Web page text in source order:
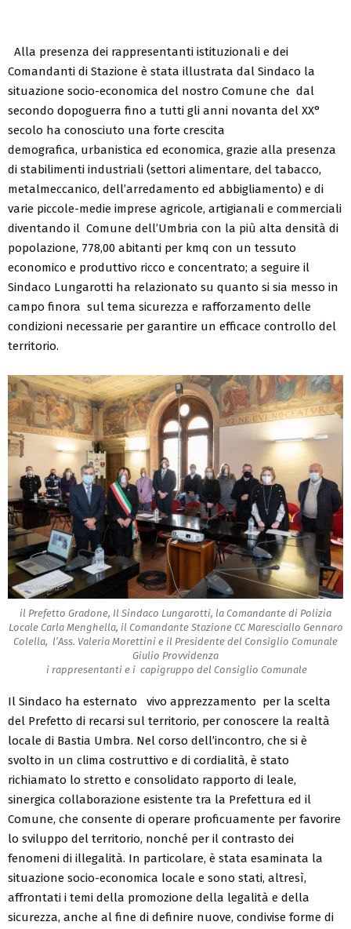
Alla presenza dei rappresentanti istituzionali e dei
Comandanti di Stazione è stata illustrata dal Sindaco la
situazione socio-economica del nostro Comune che dal
secondo dopoguerra fino a tutti gli anni novanta del XX°
secolo ha conosciuto una forte crescita
demografica, urbanistica ed economica, grazie alla presenza
di stabilimenti industriali (settori alimentare, del tabacco,
metalmeccanico, dell’arredamento ed abbigliamento) e di
varie piccole-medie imprese agricole, artigianali e commerciali
diventando il Comune dell’Umbria con la più alta densità di
popolazione, 778,00 abitanti per kmq con un tessuto
economico e produttivo ricco e concentrato; a seguire il
Sindaco Lungarotti ha relazionato su quanto si sia messo in
campo finora sul tema sicurezza e rafforzamento delle
condizioni necessarie per garantire un efficace controllo del
territorio.
il Prefetto Gradone, Il Sindaco Lungarotti, la Comandante di Polizia
Locale Carla Menghella, il Comandante Stazione CC Maresciallo Gennaro
Colella, l’Ass. Valeria Morettini e il Presidente del Consiglio Comunale
Giulio Provvidenza
i rappresentanti e i capigruppo del Consiglio Comunale
Il Sindaco ha esternato vivo apprezzamento per la scelta
del Prefetto di recarsi sul territorio, per conoscere la realtà
locale di Bastia Umbra. Nel corso dell’incontro, che si è
svolto in un clima costruttivo e di cordialità, è stato
richiamato lo stretto e consolidato rapporto di leale,
sinergica collaborazione esistente tra la Prefettura ed il
Comune, che consente di operare proficuamente per favorire
lo sviluppo del territorio, nonché per il contrasto dei
fenomeni di illegalità. In particolare, è stata esaminata la
situazione socio-economica locale e sono stati, altresì,
affrontati i temi della promozione della legalità e della
sicurezza, anche al fine di definire nuove, condivise forme di